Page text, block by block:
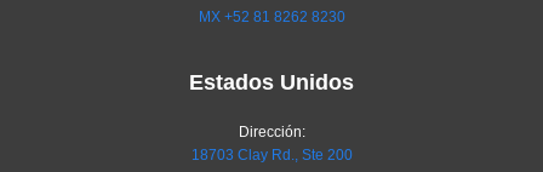
MX +52 81 8262 8230
Estados Unidos
Dirección:
18703 Clay Rd., Ste 200